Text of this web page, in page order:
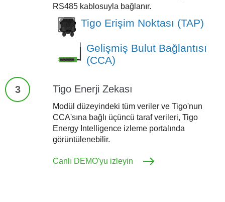
RS485 kablosuyla bağlanır.
Tigo Erişim Noktası (TAP)
Gelişmiş Bulut Bağlantısı
(CCA)
3 Tigo Enerji Zekası
Modül düzeyindeki tüm veriler ve Tigo'nun
CCA'sına bağlı üçüncü taraf verileri, Tigo
Energy Intelligence izleme portalında
görüntülenebilir.
Canlı DEMO'yu izleyin